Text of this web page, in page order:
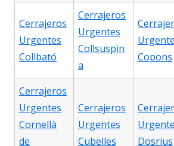
Cerrajeros
Urgentes
Collbató
Cerrajeros
Urgentes
Collsuspin
a
Copons
Cerrajeros
Urgentes
Cornellà
de
Cerrajeros
Urgentes
Cubelles
Dosrius